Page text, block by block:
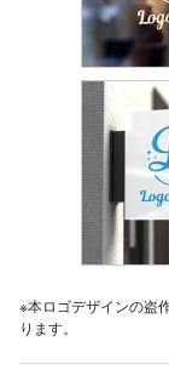
※本ロゴデザインの盗
ります。